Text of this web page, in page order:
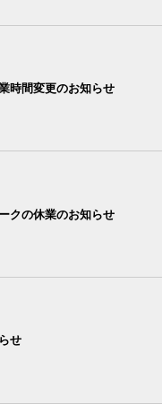
時間変更のお知らせ
クの休業のお知らせ
せ